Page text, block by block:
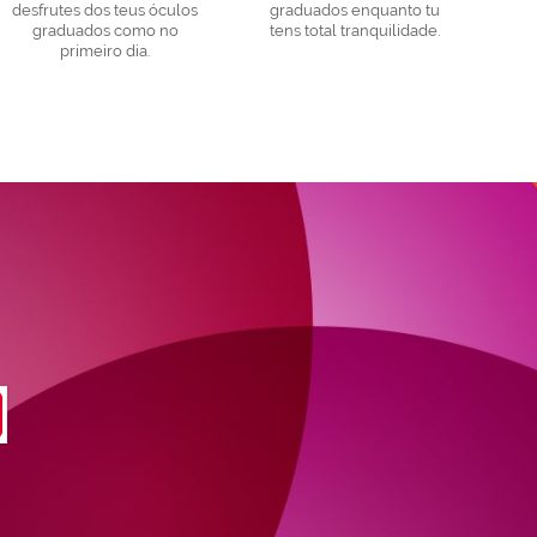
desfrutes dos teus óculos
graduados como no
primeiro dia.
graduados enquanto tu
tens total tranquilidade.